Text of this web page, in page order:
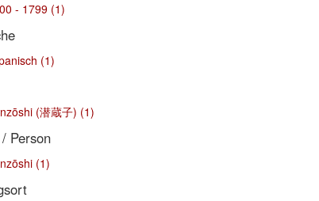
- 1799 (1)
(1)
(潜蔵子) (1)
Person
(1)